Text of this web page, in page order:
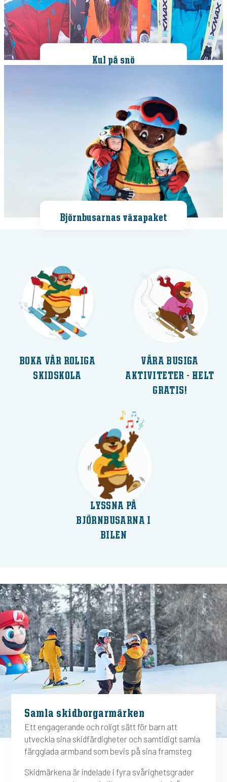
Kul på snö
Björnbusarnas växapaket
BOKA VÅR ROLIGA
SKIDSKOLA
VÅRA BUSIGA
AKTIVITETER - HELT
GRATIS!
LYSSNA PÅ
BJÖRNBUSARNA I
BILEN
Samla skidborgarmärken
Ett engagerande och roligt sätt för barn att
utveckla sina skidfärdigheter och samtidigt samla
färgglada armband som bevis på sina framsteg
Skidmärkena är indelade i fyra svårighetsgrader